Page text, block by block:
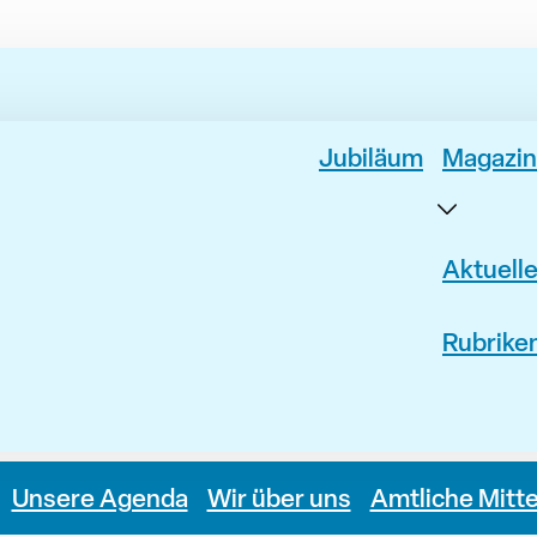
Jubiläum Magazin
Unsere Agenda Wir über uns Amtliche